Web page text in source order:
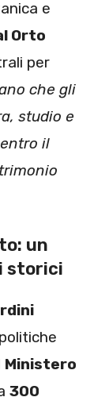
e
Orto
per
che gli
studio e
il
un
storici
Ministero
300